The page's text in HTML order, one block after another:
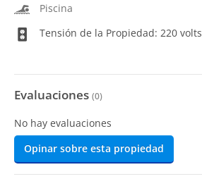
Piscina
Tensión de la Propiedad: 220 volts
Evaluaciones (0)
No hay evaluaciones
Opinar sobre esta propiedad